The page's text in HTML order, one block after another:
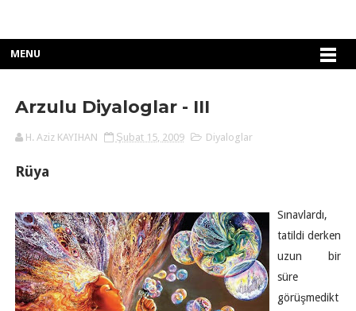
MENU
Arzulu Diyaloglar - III
H. Aziz KAYIHAN Şubat 15, 2009 Diyaloglar
Rüya
Sınavlardı,
tatildi derken
uzun bir
süre
görüşmedikt